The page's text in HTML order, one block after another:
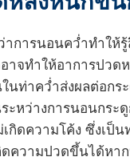
าการนอนคว่ำทำให้
าจทำให้อาการปวด
นท่าคว่ำส่งผลต่อกร
ะหว่างการนอนกระ
กิดความโค้ง ซึ่งเป็น
ดความปวดขึ้นได้หา